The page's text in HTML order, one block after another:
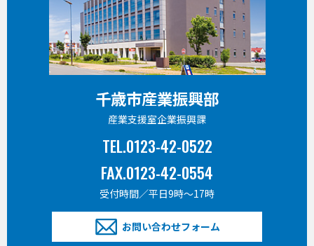
千歳市産業振興部
産業支援室企業振興課
TEL.0123-42-0522
FAX.0123-42-0554
受付時間／平日9時〜17時
お問い合わせフォーム